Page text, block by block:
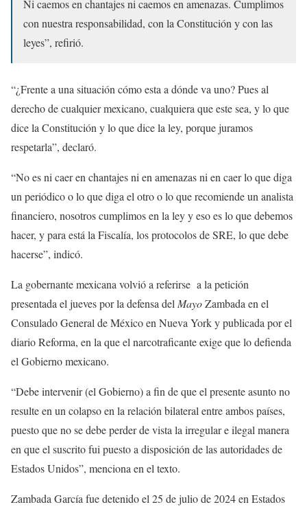
Ni caemos en chantajes ni caemos en amenazas. Cumplimos
con nuestra responsabilidad, con la Constitución y con las
leyes”, refirió.
“¿Frente a una situación cómo esta a dónde va uno? Pues al
derecho de cualquier mexicano, cualquiera que este sea, y lo que
dice la Constitución y lo que dice la ley, porque juramos
respetarla”, declaró.
“No es ni caer en chantajes ni en amenazas ni en caer lo que diga
un periódico o lo que diga el otro o lo que recomiende un analista
financiero, nosotros cumplimos en la ley y eso es lo que debemos
hacer, y para está la Fiscalía, los protocolos de SRE, lo que debe
hacerse”, indicó.
La gobernante mexicana volvió a referirse a la petición
presentada el jueves por la defensa del MayoZambada en el
Consulado General de México en Nueva York y publicada por el
diario Reforma, en la que el narcotraficante exige que lo defienda
el Gobierno mexicano.
“Debe intervenir (el Gobierno) a fin de que el presente asunto no
resulte en un colapso en la relación bilateral entre ambos países,
puesto que no se debe perder de vista la irregular e ilegal manera
en que el suscrito fui puesto a disposición de las autoridades de
Estados Unidos”, menciona en el texto.
Zambada García fue detenido el 25 de julio de 2024 en Estados